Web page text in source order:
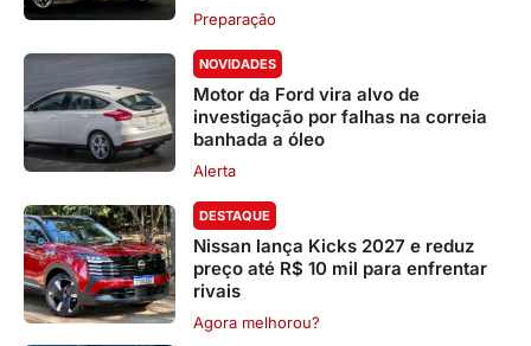
Preparação
NOVIDADES
Motor da Ford vira alvo de
investigação por falhas na correia
banhada a óleo
Alerta
DESTAQUE
Nissan lança Kicks 2027 e reduz
preço até R$ 10 mil para enfrentar
rivais
Agora melhorou?